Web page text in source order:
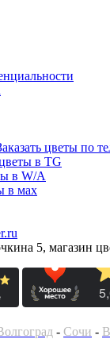
цветы по
в TG
в W/A
в мах
5, магазин
- Сочи -